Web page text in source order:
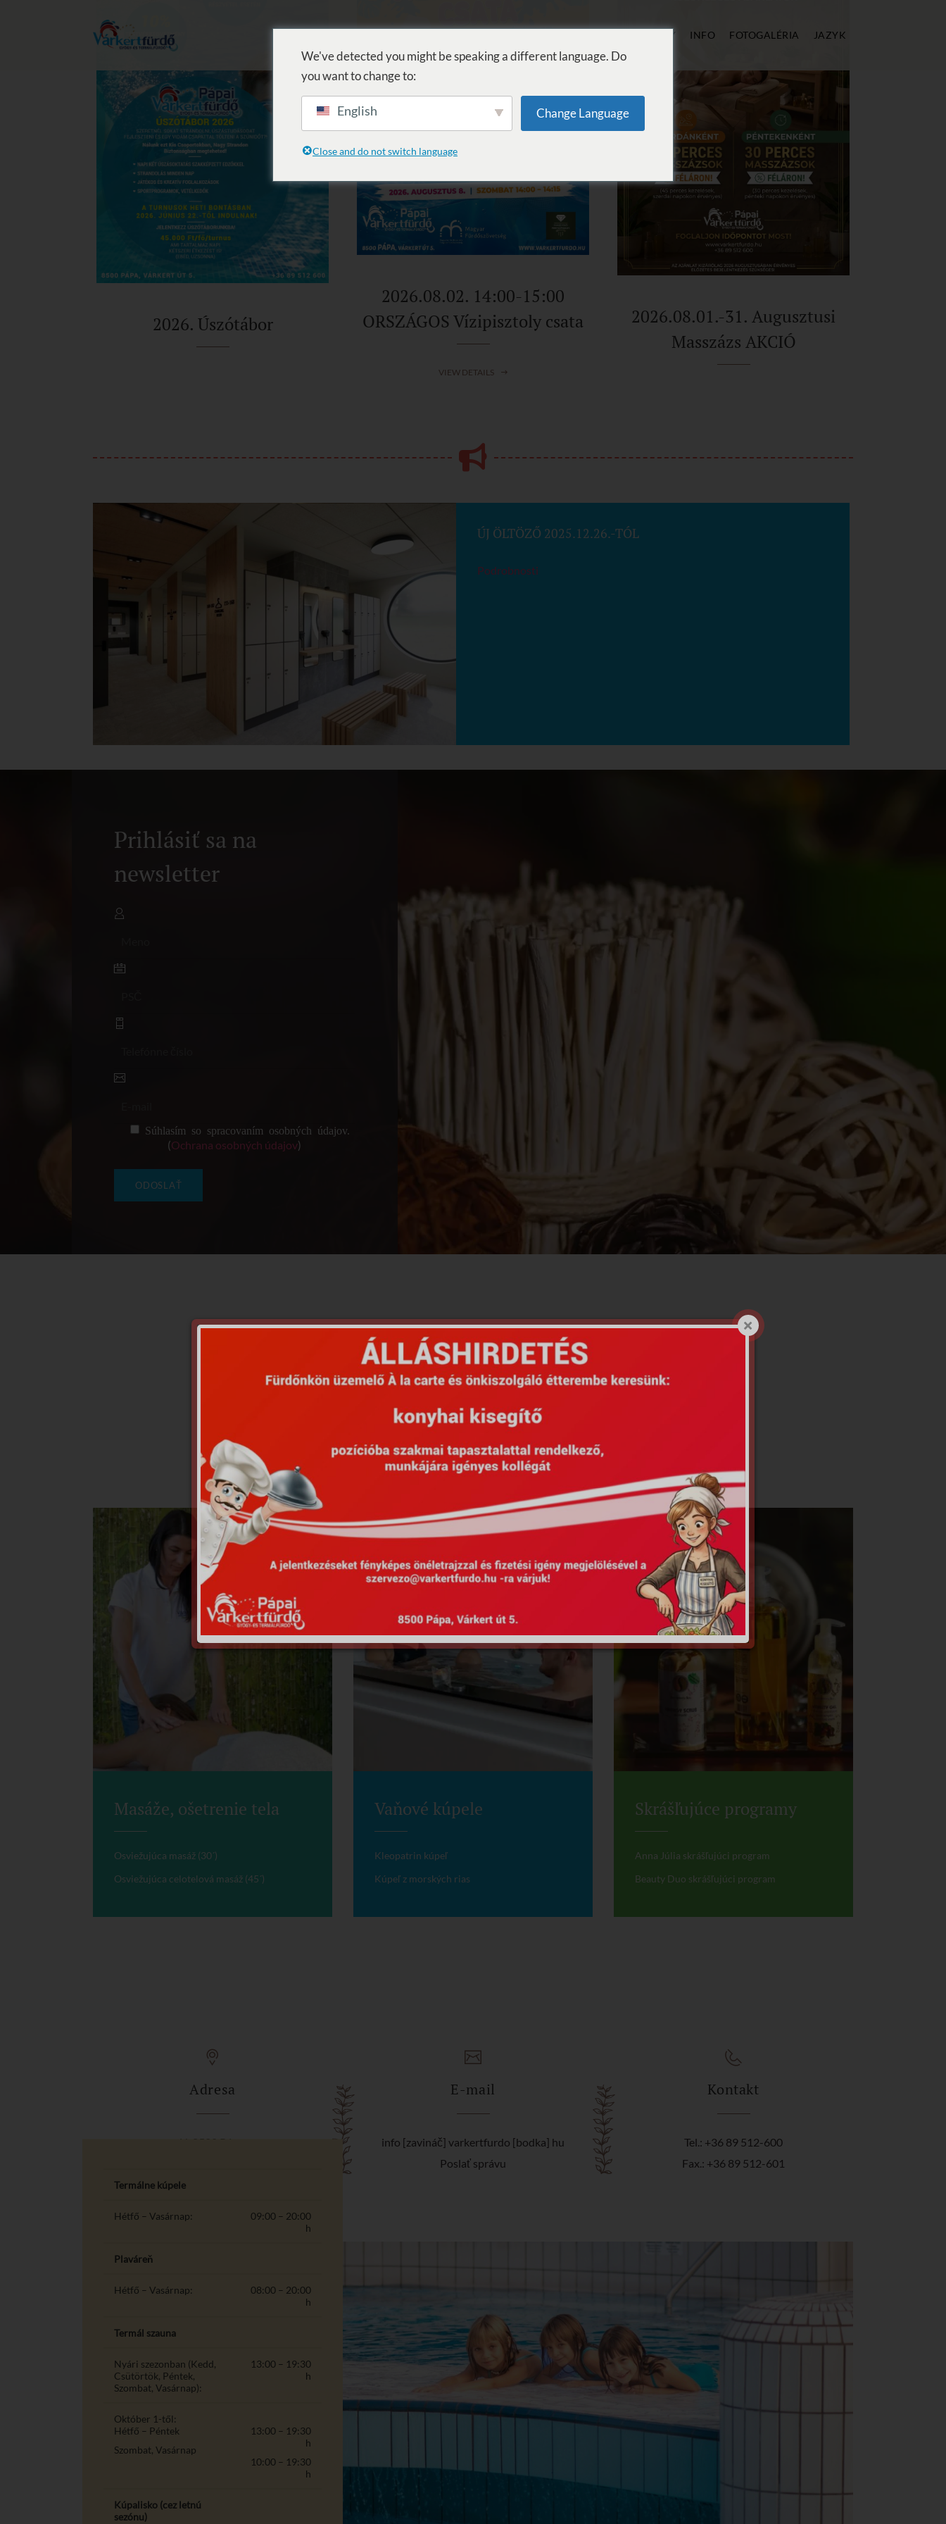
CENY INFO FOTOGALÉRIA JAZYK
2026. Úszótábor
2026.08.02. 14:00-15:00
ORSZÁGOS Vízipisztoly csata
VIEW DETAILS
2026.08.01.-31. Augusztusi
Masszázs AKCIÓ
ÚJ ÖLTÖZŐ 2025.12.26.-TÓL
Podrobnosti
Prihlásiť sa na
newsletter
Súhlasím so spracovaním osobných údajov.
(Ochrana osobných údajov)
Populárne služby
Wellness procedúry
Liečebné procedúry
Procedúry podporené maďarskou zdravotnou poisťovňou
Masáže, ošetrenie tela
Osviežujúca masáž (30´)
Osviežujúca celotelová masáž (45´)
Vaňové kúpele
Kleopatrin kúpeľ
Kúpeľ z morských rias
Skrášľujúce programy
Anna Júlia skrášľujúci program
Beauty Duo skrášľujúci program
Adresa
H-8500 Pápa,
E-mail
info [zavináč] varkertfurdo [bodka] hu
Poslať správu
Kontakt
Tel.: +36 89 512-600
Fax.: +36 89 512-601
Termálne kúpele
Hétfő – Vasárnap:
09:00 – 20:00
h
Plaváreň
Hétfő – Vasárnap:
08:00 – 20:00
h
Termál szauna
Nyári szezonban (Kedd,
Csütörtök, Péntek,
Szombat, Vasárnap):
13:00 – 19:30
h
Október 1-től:
Hétfő – Péntek
Szombat, Vasárnap
13:00 – 19:30
h
10:00 – 19:30
h
Kúpalisko (cez letnú
sezónu)
We've detected you might be speaking a different language. Do
you want to change to:
English Change Language
Close and do not switch language